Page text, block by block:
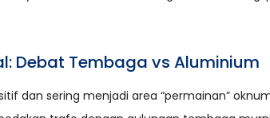
Debat Tembaga vs Aluminium
dan sering menjadi area “permainan”